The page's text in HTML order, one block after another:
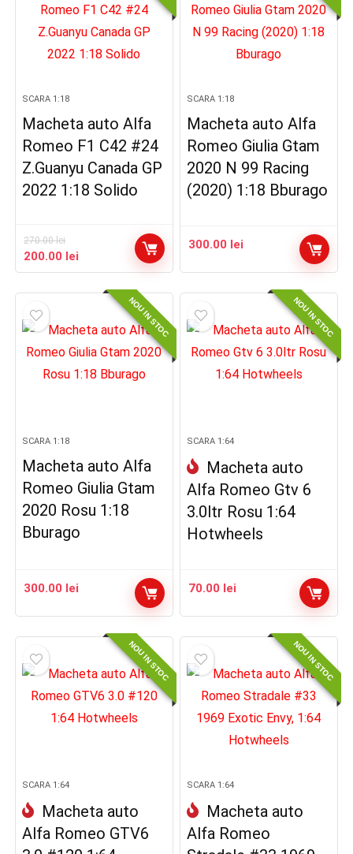
SCARA 1:18
Macheta auto Alfa
Romeo F1 C42 #24
Z.Guanyu Canada GP
2022 1:18 Solido
270.00lei
Prețul
inițial
270.00 lei.
200.00 lei
curent
este:
200.00 lei.
SCARA 1:18
Macheta auto Alfa
Romeo Giulia Gtam
2020 N 99 Racing
(2020) 1:18 Bburago
300.00 lei
NOU IN STOC
SCARA 1:18
Macheta auto Alfa
Romeo Giulia Gtam
2020 Rosu 1:18
Bburago
300.00 lei
NOU IN STOC
SCARA 1:64
Macheta auto
Alfa Romeo Gtv 6
3.0ltr Rosu 1:64
Hotwheels
70.00 lei
NOU IN STOC
SCARA 1:64
Macheta auto
Alfa Romeo GTV6
NOU IN STOC
SCARA 1:64
Macheta auto
Alfa Romeo